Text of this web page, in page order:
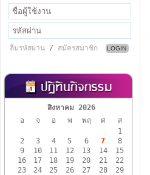
ลืมรหัสผ่าน / สมัครสมาชิก
สิงหาคม 2026
อ
จ อ พ พฤ ศ
ส
1
2
3 4 5 6 7
8
9
10 11 12 13 14
15
16
17 18 19 20 21
22
23
24 25 26 27 28
29